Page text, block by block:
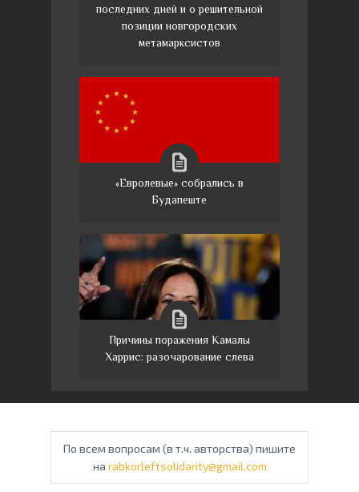
последних дней и о решительной
позиции новгородских
метамарксистов
«Евролевые» собрались в
Будапеште
Причины поражения Камалы
Харрис: разочарование слева
По всем вопросам (в т.ч. авторства) пишите
на rabkorleftsolidarity@gmail.com